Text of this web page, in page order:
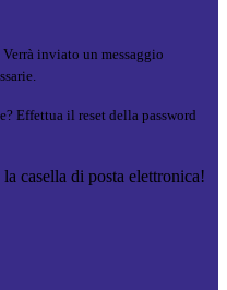
Verrà inviato un messaggio
Effettua il reset della password
casella di posta elettronica!